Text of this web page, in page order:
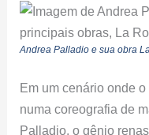
Andrea Palladio e sua obra
Em um cenário onde
numa coreografia de
Palladio, o gênio